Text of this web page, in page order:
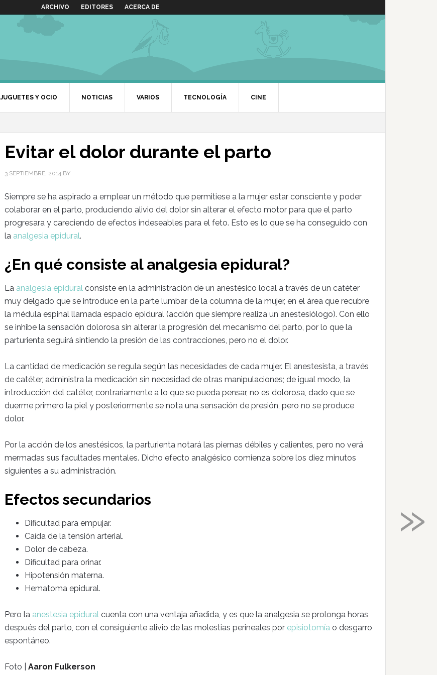
ARCHIVO EDITORES ACERCA DE
JUGUETES Y OCIO NOTICIAS VARIOS TECNOLOGÍA CINE
Evitar el dolor durante el parto
3 SEPTIEMBRE, 2014 BY
Siempre se ha aspirado a emplear un método que permitiese a la mujer estar consciente y poder
colaborar en el parto, produciendo alivio del dolor sin alterar el efecto motor para que el parto
progresara y careciendo de efectos indeseables para el feto. Esto es lo que se ha conseguido con
la analgesia epidural.
¿En qué consiste al analgesia epidural?
La analgesia epidural consiste en la administración de un anestésico local a través de un catéter
muy delgado que se introduce en la parte lumbar de la columna de la mujer, en el área que recubre
la médula espinal llamada espacio epidural (acción que siempre realiza un anestesiólogo). Con ello
se inhibe la sensación dolorosa sin alterar la progresión del mecanismo del parto, por lo que la
parturienta seguirá sintiendo la presión de las contracciones, pero no el dolor.
La cantidad de medicación se regula según las necesidades de cada mujer. El anestesista, a través
de catéter, administra la medicación sin necesidad de otras manipulaciones; de igual modo, la
introducción del catéter, contrariamente a lo que se pueda pensar, no es dolorosa, dado que se
duerme primero la piel y posteriormente se nota una sensación de presión, pero no se produce
dolor.
Por la acción de los anestésicos, la parturienta notará las piernas débiles y calientes, pero no verá
mermadas sus facultades mentales. Dicho efecto analgésico comienza sobre los diez minutos
siguientes a su administración.
Efectos secundarios
Dificultad para empujar.
Caída de la tensión arterial.
Dolor de cabeza.
Dificultad para orinar.
Hipotensión materna.
Hematoma epidural.
Pero la anestesia epidural cuenta con una ventaja añadida, y es que la analgesia se prolonga horas
después del parto, con el consiguiente alivio de las molestias perineales por episiotomía o desgarro
espontáneo.
Foto | Aaron Fulkerson
»